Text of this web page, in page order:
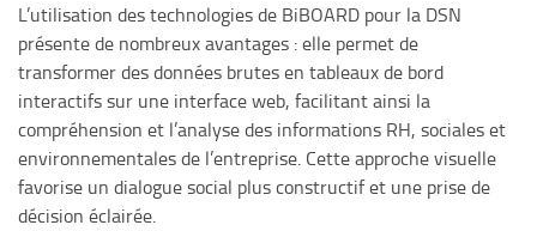
L’utilisation des technologies de BiBOARD pour la DSN
présente de nombreux avantages : elle permet de
transformer des données brutes en tableaux de bord
interactifs sur une interface web, facilitant ainsi la
compréhension et l’analyse des informations RH, sociales et
environnementales de l’entreprise. Cette approche visuelle
favorise un dialogue social plus constructif et une prise de
décision éclairée.